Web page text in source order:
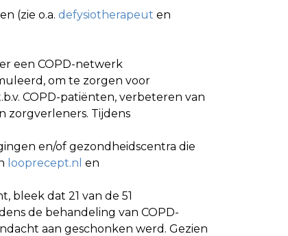
(zie o.a. defysiotherapeut en
een COPD-netwerk
om te zorgen voor
COPD-patiënten, verbeteren van
zorgverleners. Tijdens
en/of gezondheidscentra die
looprecept.nl en
bleek dat 21 van de 51
de behandeling van COPD-
aan geschonken werd. Gezien